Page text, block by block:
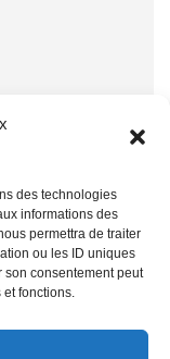
des technologies
informations des
permettra de traiter
ou les ID uniques
son consentement peut
et fonctions.
euros).